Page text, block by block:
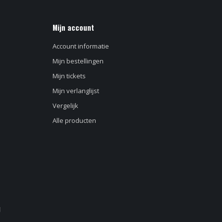
Mijn account
Account informatie
Mijn bestellingen
Mijn tickets
Mijn verlanglijst
Vergelijk
Alle producten